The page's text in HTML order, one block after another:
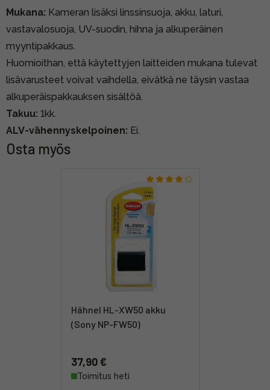
Mukana: Kameran lisäksi linssinsuoja, akku, laturi,
vastavalosuoja, UV-suodin, hihna ja alkuperäinen
myyntipakkaus.
Huomioithan, että käytettyjen laitteiden mukana tulevat
lisävarusteet voivat vaihdella, eivätkä ne täysin vastaa
alkuperäispakkauksen sisältöä.
Takuu: 1kk.
ALV-vähennyskelpoinen: Ei.
Osta myös
Hähnel HL-XW50 akku
(Sony NP-FW50)
37,90 €
Toimitus heti